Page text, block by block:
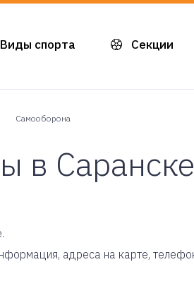
Виды спорта Секции
Самооборона
в Саранске
адреса на карте,